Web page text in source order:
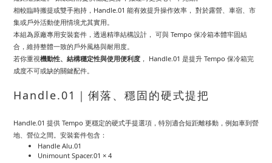
相較臨時搬提或雙手抱持，Handle.01 能有效提升操作效率， 對於露營、車宿、市
集或戶外活動使用情境尤其實用。
本組為原廠專用安裝套件，透過精準結構設計， 可與 Tempo 保冷箱本體牢固結
合，維持整體一致的戶外風格與耐用度。
若你重視機動性、結構穩定性與使用便利度 ， Handle.01 是提升 Tempo 保冷箱完
成度不可或缺的關鍵配件。
Handle.01｜俐落、穩固的硬式提把
Handle.01 提供 Tempo 更穩定的硬式手提選項，特別適合短距離移動，例如車到營
地、營位之間。安裝套件包含：
Handle Alu.01
Unimount Spacer.01 × 4